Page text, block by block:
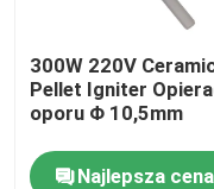
Komercyjna
Przenośna
300W 220V
Pellet Igniter
oporu Φ 10,5mm
Najlepsza cena